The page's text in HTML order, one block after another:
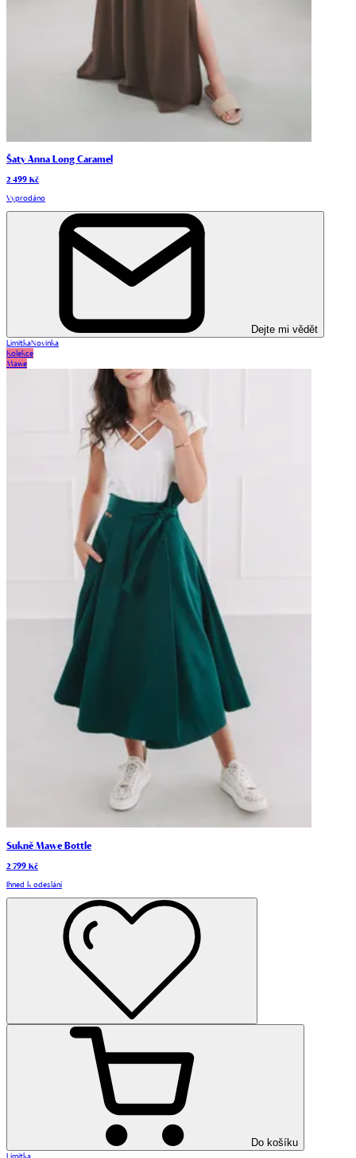
Šaty Anna Long Caramel
2 499 Kč
Vyprodáno
Dejte mi vědět
LimitkaNovinka
Kolekce
Mawe
Sukně Mawe Bottle
2 799 Kč
Ihned k odeslání
Do košíku
Limitka